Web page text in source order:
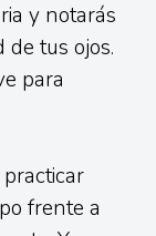
y notarás
tus ojos.
para
frente a